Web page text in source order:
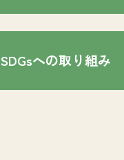
SDGsへの取り組み